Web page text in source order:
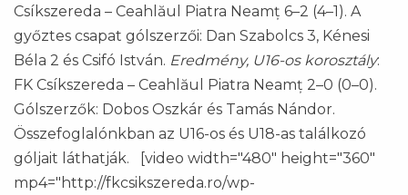
Csíkszereda – Ceahlăul Piatra Neamț 6–2 (4–1). A
győztes csapat gólszerzői: Dan Szabolcs 3, Kénesi
Béla 2 és Csifó István. Eredmény, U16-os korosztály:
FK Csíkszereda – Ceahlăul Piatra Neamț 2–0 (0–0).
Gólszerzők: Dobos Oszkár és Tamás Nándor.
Összefoglalónkban az U16-os és U18-as találkozó
góljait láthatják.
[video width="480" height="360"
mp4="http://fkcsikszereda.ro/wp-